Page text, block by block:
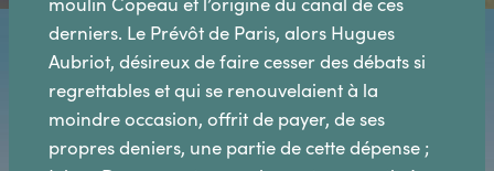
derniers. Le Prévôt de Paris, alors Hugues
Aubriot, désireux de faire cesser des débats si
regrettables et qui se renouvelaient à la
moindre occasion, offrit de payer, de ses
propres deniers, une partie de cette dépense ;